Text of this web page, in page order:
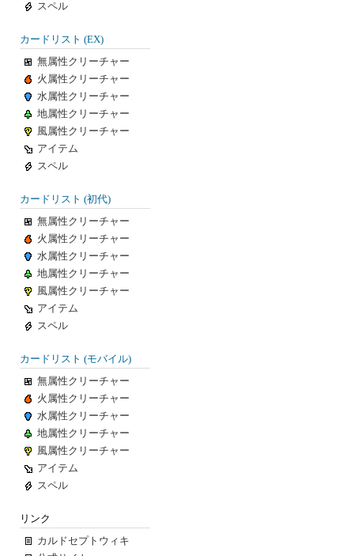
スペル
カードリスト (EX)
無属性クリーチャー
火属性クリーチャー
水属性クリーチャー
地属性クリーチャー
風属性クリーチャー
アイテム
スペル
カードリスト (初代)
無属性クリーチャー
火属性クリーチャー
水属性クリーチャー
地属性クリーチャー
風属性クリーチャー
アイテム
スペル
カードリスト (モバイル)
無属性クリーチャー
火属性クリーチャー
水属性クリーチャー
地属性クリーチャー
風属性クリーチャー
アイテム
スペル
リンク
カルドセプトウィキ